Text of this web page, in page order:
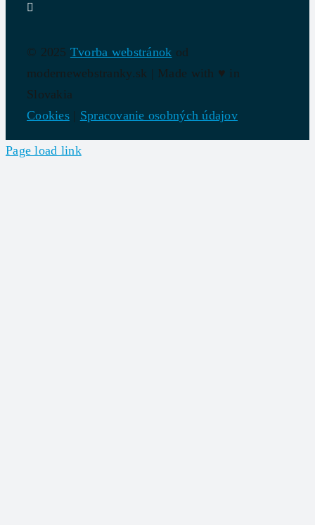
© 2025 Tvorba webstránok od
modernewebstranky.sk | Made with ♥ in
Slovakia
Cookies | Spracovanie osobných údajov
Page load link